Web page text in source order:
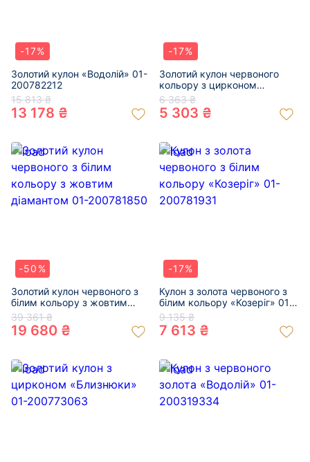
-17%
Золотий кулон «Водолій» 01-
200782212
15 813 ₴
13 178 ₴
-17%
Золотий кулон червоного
кольору з цирконом
«Телець» 01-200784314
6 363 ₴
5 303 ₴
-50%
Золотий кулон червоного з
білим кольору з жовтим
діамантом 01-200781850
39 361 ₴
19 680 ₴
-17%
Кулон з золота червоного з
білим кольору «Козеріг» 01-
200781931
9 135 ₴
7 613 ₴